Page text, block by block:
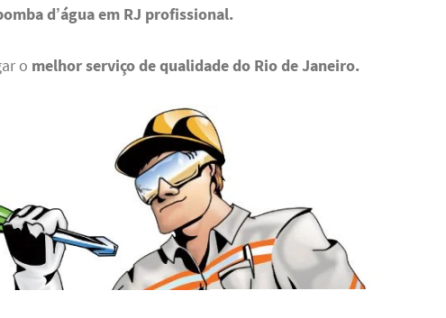
d’água em RJ profissional.
o melhor serviço de qualidade do Rio de Janeiro.